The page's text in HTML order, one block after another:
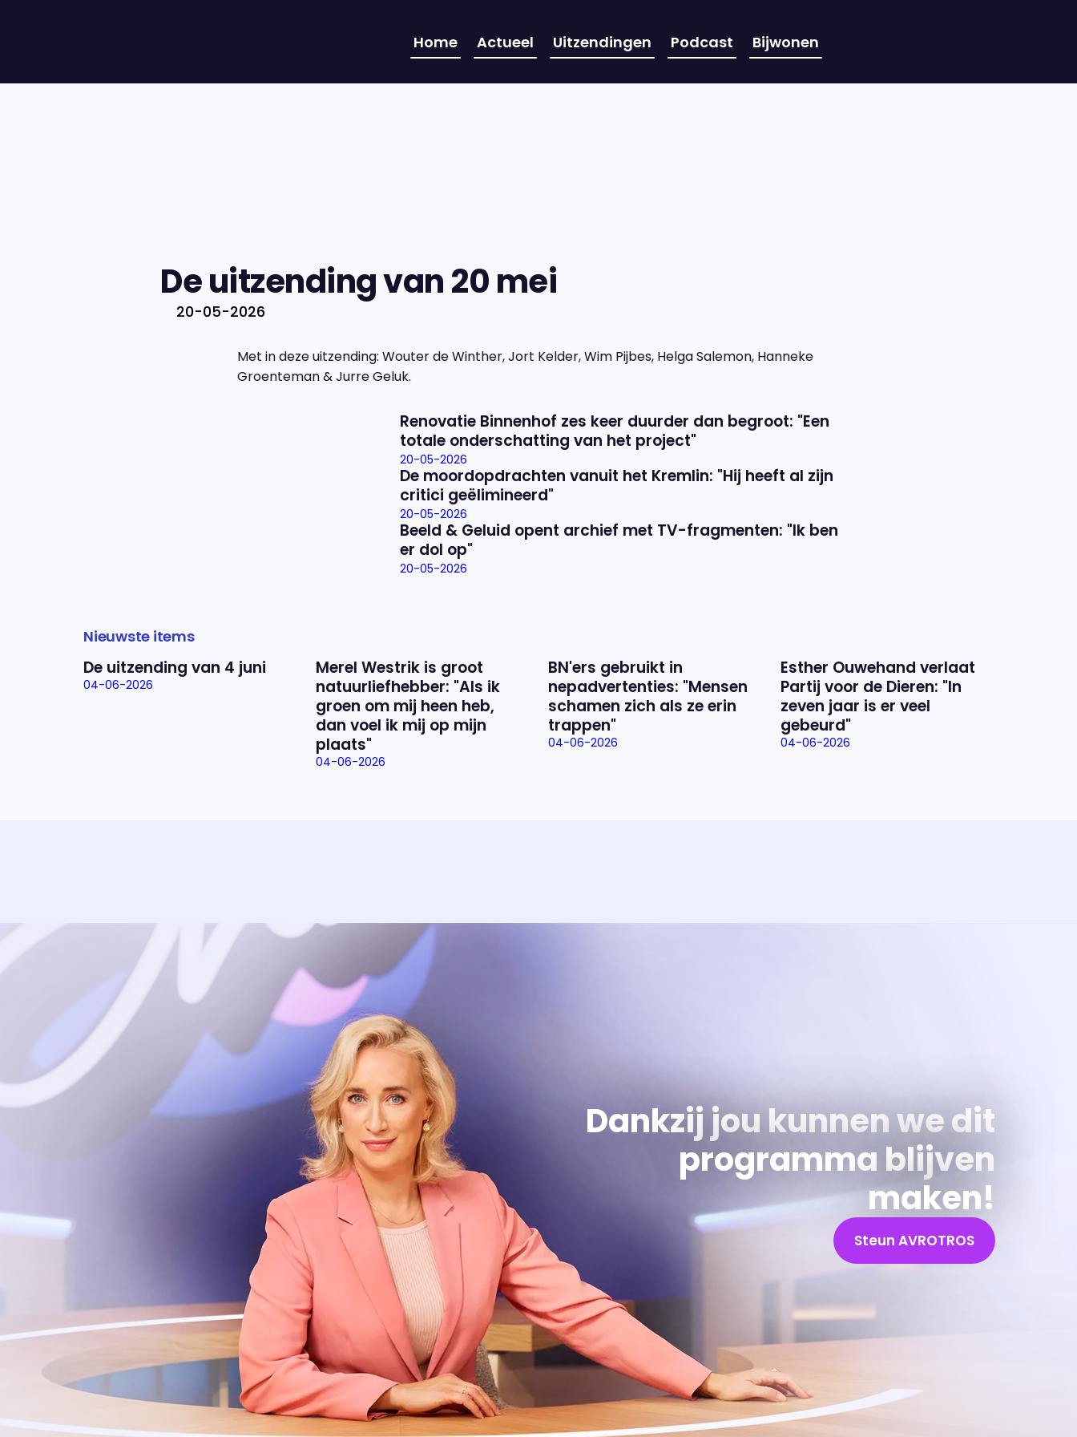
Home Actueel Uitzendingen Podcast Bijwonen
De uitzending van 20 mei
20-05-2026
Met in deze uitzending: Wouter de Winther, Jort Kelder, Wim Pijbes, Helga Salemon, Hanneke
Groenteman & Jurre Geluk.
Renovatie Binnenhof zes keer duurder dan begroot: "Een
totale onderschatting van het project"
20-05-2026
De moordopdrachten vanuit het Kremlin: "Hij heeft al zijn
critici geëlimineerd"
20-05-2026
Beeld & Geluid opent archief met TV-fragmenten: "Ik ben
er dol op"
20-05-2026
Nieuwste items
De uitzending van 4 juni
04-06-2026
Merel Westrik is groot
natuurliefhebber: "Als ik
groen om mij heen heb,
dan voel ik mij op mijn
plaats"
04-06-2026
BN'ers gebruikt in
nepadvertenties: "Mensen
schamen zich als ze erin
trappen"
04-06-2026
Esther Ouwehand verlaat
Partij voor de Dieren: "In
zeven jaar is er veel
gebeurd"
04-06-2026
Dankzij jou kunnen we dit
programma blijven
maken!
Steun AVROTROS